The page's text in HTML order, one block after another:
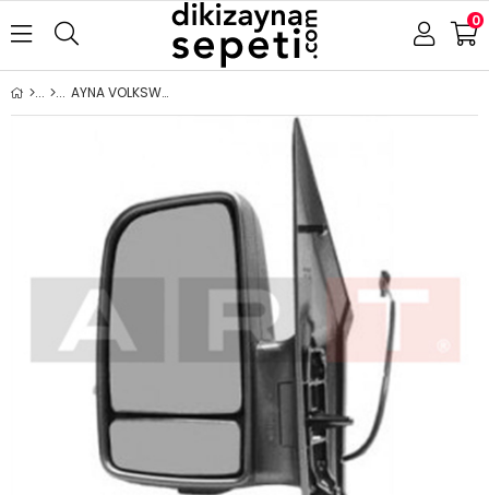
0
AYNA VOLKSWAGEN-MERCEDES CRAFTER SPRİNTER 2009-2018 ELEKTRİKLİ ISITMALI SİNYALLİ SOL (UZUN KABLO)